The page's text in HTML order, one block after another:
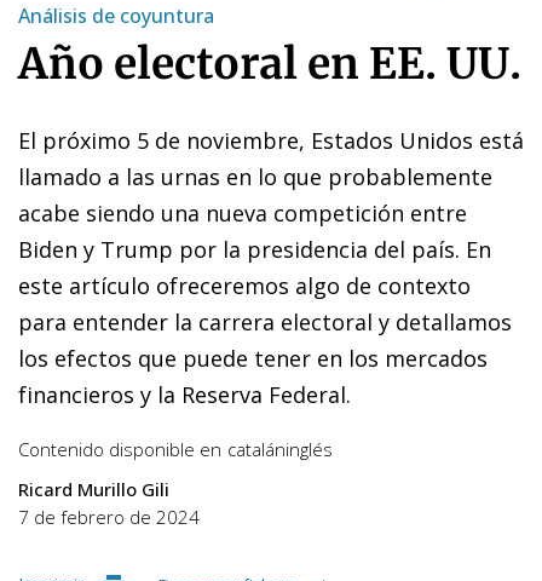
Análisis de coyuntura
Año electoral en EE. UU.
El próximo 5 de noviembre, Estados Unidos está
llamado a las urnas en lo que probablemente
acabe siendo una nueva competición entre
Biden y Trump por la presidencia del país. En
este artículo ofreceremos algo de contexto
para entender la carrera electoral y detallamos
los efectos que puede tener en los mercados
financieros y la Reserva Federal.
Contenido disponible en cataláninglés
Ricard Murillo Gili
7 de febrero de 2024